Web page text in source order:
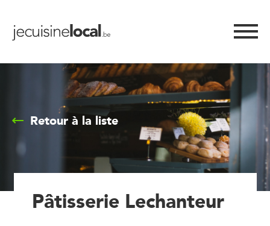
Retour à la liste
Pâtisserie Lechanteur